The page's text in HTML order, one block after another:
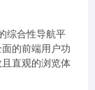
综合性导航平
的前端用户功
直观的浏览体